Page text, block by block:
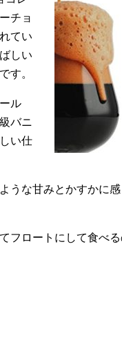
チョ
てい
しい
す。
ル
バニ
い仕
うな甘みとかすかに
フロートにして食べ